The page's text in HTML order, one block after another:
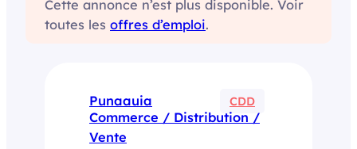
Cette annonce n’est plus disponible. Voir
toutes les offres d’emploi.
Punaauia CDD
Commerce / Distribution /
Vente